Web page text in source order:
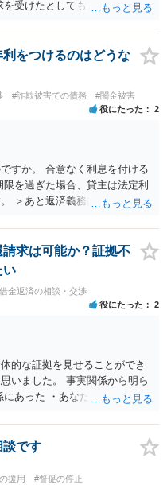
受けたとしても、もらったも
では、こちらからアクション
をつけるのはどうな
#詐欺被害での債務 #闇金被害
役にたった 2
すか。 合意なく利息を付ける
を過ぎた場合、貸主は法定利
＞あと返済義務はありますか
勝手につけた利息は返済不要
求は可能か？証拠不
い
金返済の相談・交渉
役にたった 2
的な証拠を見せることができ
いました。 事実関係から明ら
あった ・あなたから相手に金
したかもしれないが、不法原因
だけからは、不法原因給付であ
ありません。 あなたが性行為
談です
援用
#督促の停止